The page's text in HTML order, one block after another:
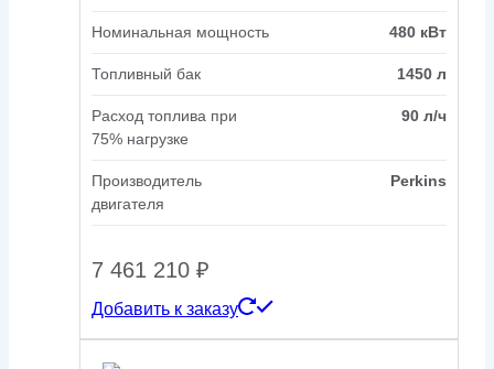
Номинальная мощность 480 кВт
Топливный бак 1450 л
Расход топлива при
75% нагрузке
90 л/ч
Производитель
двигателя
Perkins
7 461 210 ₽
Добавить к заказу